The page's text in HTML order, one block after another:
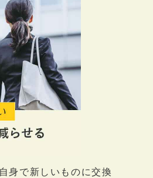
身で新しいものに交換